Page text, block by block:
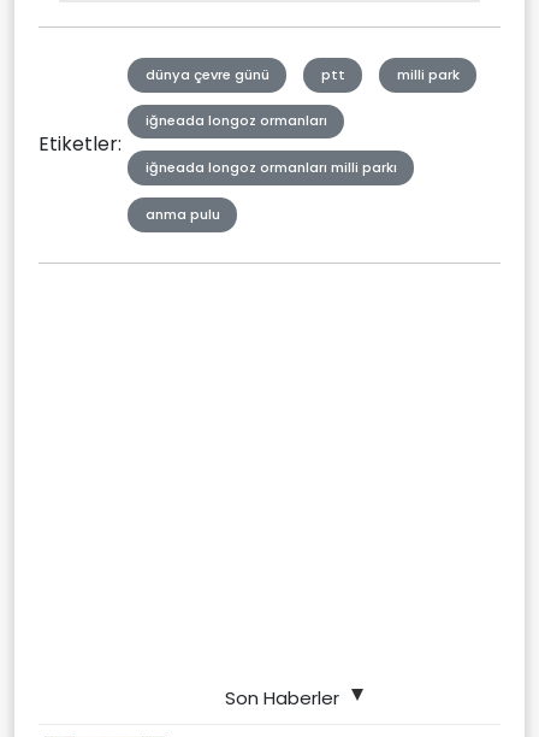
Etiketler:
dünya çevre günü ptt milli park
iğneada longoz ormanları
iğneada longoz ormanları milli parkı
anma pulu
Son Haberler